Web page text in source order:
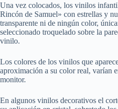
Una vez colocados, los vinilos
Rincón de Samuel» con estrellas y
transparente ni de ningún color,
seleccionado troquelado sobre la
vinilo.
Los colores de los vinilos que
aproximación a su color real, varían
monitor.
En algunos vinilos decorativos el